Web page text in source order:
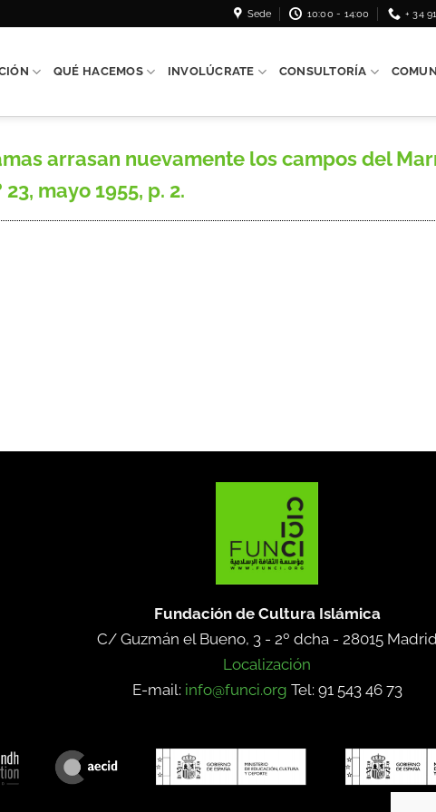
Sede 10:00 - 14:00 + 34
QUÉ HACEMOS INVOLÚCRATE CONSULTORÍA
arrasan nuevamente los campos del
mayo 1955, p. 2.
Fundación de Cultura Islámica
C/ Guzmán el Bueno, 3 - 2º dcha - 28015 Madrid
Localización
E-mail: info@funci.org Tel: 91 543 46 73